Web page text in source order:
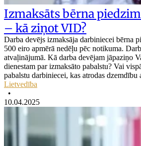
Izmaksāts bērna
– kā ziņot VID?
Darba devējs izmaksāja darbiniecei bērna
500 eiro apmērā nedēļu pēc notikuma.
atvaļinājumā. Kā darba devējam jāpaziņo
dienestam par izmaksāto pabalstu? Vai
pabalstu darbiniecei, kas atrodas dzemdību
Lietvedība
•
10.04.2025